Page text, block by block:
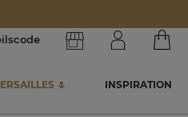
🌷 INSPIRATION